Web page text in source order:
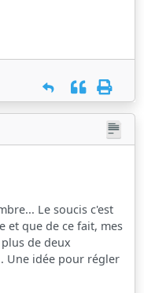
Le soucis c'est
et que de ce fait, mes
de deux
Une idée pour régler